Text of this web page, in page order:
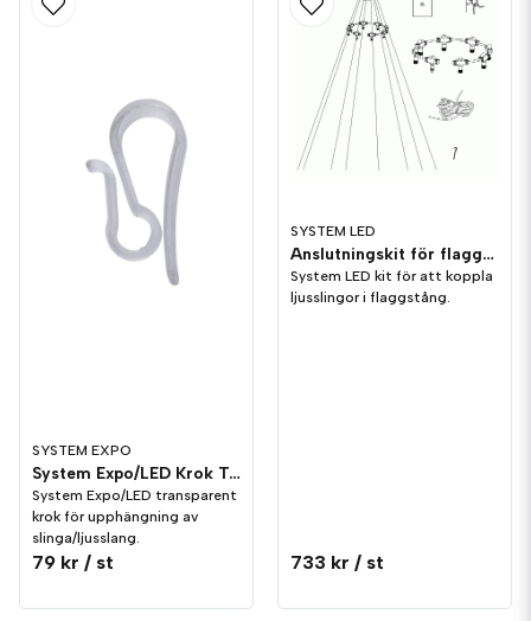
SYSTEM EXPO
System Expo/LED Krok Transparent, 10-pack
System Expo/LED transparent
krok för upphängning av
slinga/ljusslang.
79 kr / st
SYSTEM LED
Anslutningskit för flaggstång
System LED kit för att koppla
ljusslingor i flaggstång.
733 kr / st